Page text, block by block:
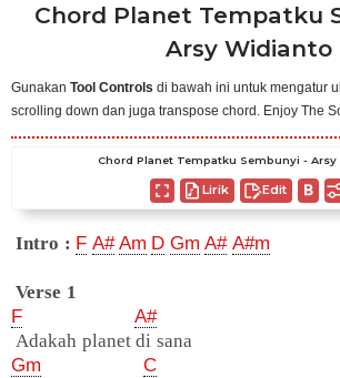
Chord Planet Tempatku
Arsy Widianto
Gunakan Tool Controls di bawah ini untuk mengatur
scrolling down dan juga transpose chord. Enjoy The
Chord Planet Tempatku Sembunyi - Arsy
Lirik Edit
Intro : F A# Am D Gm A# A#m
Verse 1
F
A#
Adakah planet di sana
Gm
C